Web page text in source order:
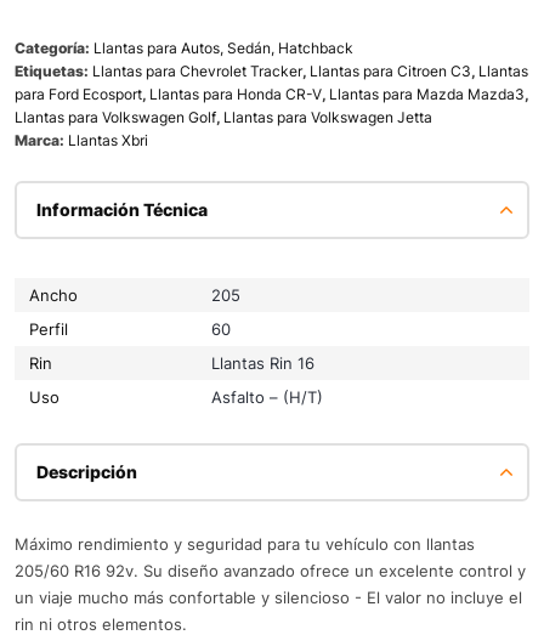
Categoría: Llantas para Autos, Sedán, Hatchback
Etiquetas: Llantas para Chevrolet Tracker, Llantas para Citroen C3, Llantas
para Ford Ecosport, Llantas para Honda CR-V, Llantas para Mazda Mazda3,
Llantas para Volkswagen Golf, Llantas para Volkswagen Jetta
Marca: Llantas Xbri
Información Técnica
Ancho
205
Perfil
60
Rin
Llantas Rin 16
Uso
Asfalto – (H/T)
Descripción
Máximo rendimiento y seguridad para tu vehículo con llantas
205/60 R16 92v. Su diseño avanzado ofrece un excelente control y
un viaje mucho más confortable y silencioso - El valor no incluye el
rin ni otros elementos.